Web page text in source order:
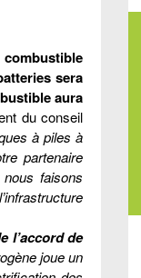
sera
aura
du conseil
à piles à
partenaire
nous faisons
l’accord de
joue un